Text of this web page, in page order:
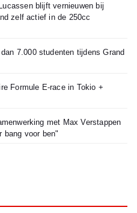
blijft vernieuwen bij
zelf actief in de 250cc
7.000 studenten tijdens Grand
Formule E-race in Tokio +
met Max Verstappen
voor ben"